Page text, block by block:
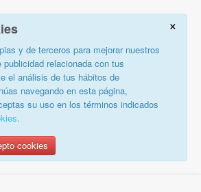
×
y de terceros para mejorar nuestros
relacionada con tus
el análisis de tus hábitos de
navegando en esta página,
su uso en los términos indicados
.
cookies